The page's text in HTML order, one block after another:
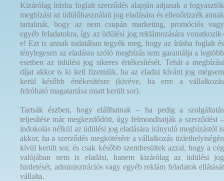
Kizárólag írásba foglalt szerződés alapján adjanak a fogyasztók
megbízást az üdülőhasználati jog eladására és ellenőrizzék annak
tartalmát, hogy az nem csupán marketing, promóciós vagy
egyéb feladatokra, így az üdülési jog reklámozására vonatkozik-
e! Ezt is annak tudatában tegyék meg, hogy az írásba foglalt és
ténylegesen az eladásra szóló megbízás sem garantálja a legtöbb
esetben az üdülési jog sikeres értékesítését. Tehát a megbízási
díjat akkor is ki kell fizetniük, ha az eladni kívánt jog mégsem
kerül később értékesítésre (kivéve, ha erre a vállalkozás
felróható magatartása miatt került sor).
Tartsák észben, hogy elállhatnak – ha pedig a szolgáltatás
teljesítése már megkezdődött, úgy felmondhatják a szerződést –
indokolás nélkül az üdülési jog eladására irányuló megbízástól is
akkor, ha a szerződés megkötésére a vállalkozás üzlethelyiségén
kívül került sor, és csak később szembesültek azzal, hogy a cég
valójában nem is eladást, hanem kizárólag az üdülési jog
hirdetését, adminisztrációs vagy egyéb reklám feladatok ellátását
vállalta.